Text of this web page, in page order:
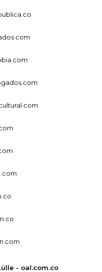
- oal.com.co